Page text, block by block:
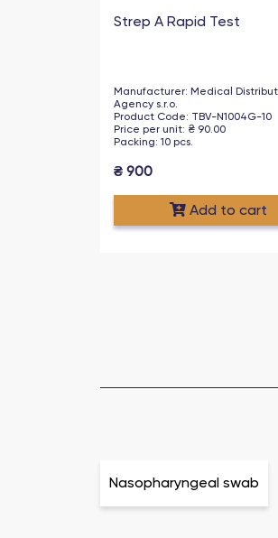
Strep A Rapid Test
Manufacturer: Medical
Agency s.r.o.
Product Code: TBV-N1004G-10
Price per unit: ₴ 90.00
Packing: 10 pcs.
₴ 900
Add to cart
Nasopharyngeal swab